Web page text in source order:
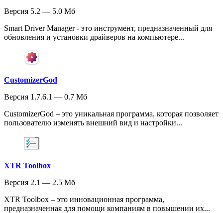
Версия 5.2 — 5.0 Мб
Smart Driver Manager - это инструмент, предназначенный для
обновления и установки драйверов на компьютере...
CustomizerGod
Версия 1.7.6.1 — 0.7 Мб
CustomizerGod – это уникальная программа, которая позволяет
пользователю изменять внешний вид и настройки...
XTR Toolbox
Версия 2.1 — 2.5 Мб
XTR Toolbox – это инновационная программа,
предназначенная для помощи компаниям в повышении их...